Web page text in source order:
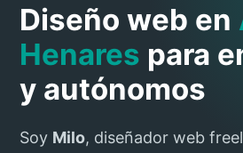
Diseño web en
Henares para
y autónomos
Soy Milo, diseñador web